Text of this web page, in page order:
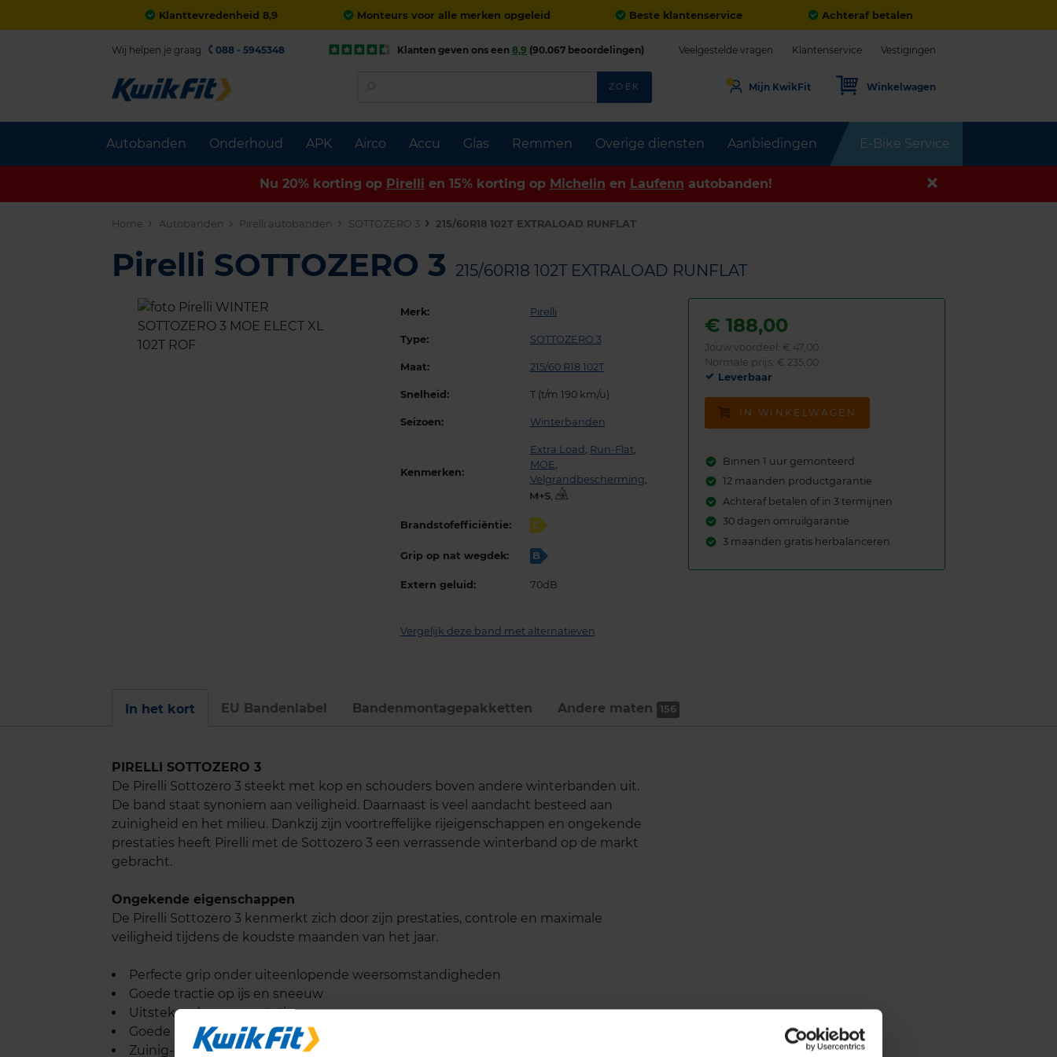
Klanttevredenheid 8,9 Monteurs voor alle merken opgeleid Beste klantenservice Achteraf betalen
Autobanden Onderhoud APK Airco Accu Glas Remmen Overige diensten Aanbiedingen E-Bike Service
Wij helpen je graag. 088 - 5945348 Klanten geven ons een 8,9 (90.067 beoordelingen) Veelgestelde vragen Klantenservice Vestigingen
ZOEK Mijn KwikFit Winkelwagen
Nu 20% korting op Pirelli en 15% korting op Michelin en Laufenn autobanden!
Home Autobanden Pirelli autobanden SOTTOZERO 3 215/60R18 102T EXTRALOAD RUNFLAT
Pirelli SOTTOZERO 3 215/60R18 102T EXTRALOAD RUNFLAT
Merk: Pirelli
Type: SOTTOZERO 3
Maat: 215/60 R18 102T
Snelheid: T (t/m 190 km/u)
Seizoen: Winterbanden
Kenmerken:
Extra Load , Run-Flat,
MOE,
Velgrandbescherming,
,
Brandstofefficiëntie: C
Grip op nat wegdek: B
Extern geluid: 70dB
Vergelijk deze band met alternatieven
€188,00
Jouw voordeel: € 47,00
Normale prijs: € 235,00
Leverbaar
IN WINKELWAGEN
Binnen 1 uur gemonteerd
12 maanden productgarantie
Achteraf betalen of in 3 termijnen
30 dagen omruilgarantie
3 maanden gratis herbalanceren
In het kort EU Bandenlabel Bandenmontage­pakketten Andere maten 156
PIRELLI SOTTOZERO 3
De Pirelli Sottozero 3 steekt met kop en schouders boven andere winterbanden uit.
De band staat synoniem aan veiligheid. Daarnaast is veel aandacht besteed aan
zuinigheid en het milieu. Dankzij zijn voortreffelijke rijeigenschappen en ongekende
prestaties heeft Pirelli met de Sottozero 3 een verrassende winterband op de markt
gebracht.
Ongekende eigenschappen
De Pirelli Sottozero 3 kenmerkt zich door zijn prestaties, controle en maximale
veiligheid tijdens de koudste maanden van het jaar.
Perfecte grip onder uiteenlopende weersomstandigheden
Goede tractie op ijs en sneeuw
Uitstekende remprestaties
Goede bescherming tegen aquaplaning
Zuinig- en milieuvriendelijkheid